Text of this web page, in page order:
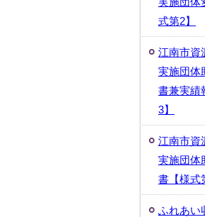
式第2】
江南市資
実施団体
書兼実績
3】
江南市資
実施団体
書【様式
ふれあい